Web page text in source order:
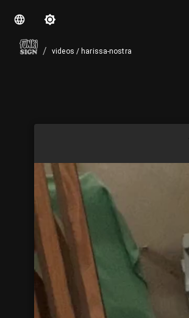
/ videos / harissa-nostra